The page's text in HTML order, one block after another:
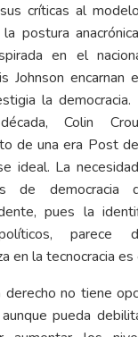
críticas al
postura
en el
Johnson encarnan
la
Colin
de una era Post
ideal. La
de democracia
pues la
parece
en la tecnocracia
derecho no tiene
pueda